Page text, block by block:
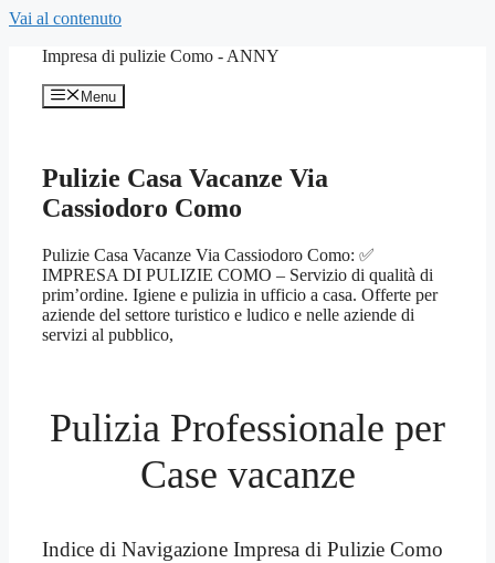
Vai al contenuto
Impresa di pulizie Como - ANNY
Menu
Pulizie Casa Vacanze Via
Cassiodoro Como
Pulizie Casa Vacanze Via Cassiodoro Como: ✅
IMPRESA DI PULIZIE COMO – Servizio di qualità di
prim’ordine. Igiene e pulizia in ufficio a casa. Offerte per
aziende del settore turistico e ludico e nelle aziende di
servizi al pubblico,
Pulizia Professionale per
Case vacanze
Indice di Navigazione Impresa di Pulizie Como